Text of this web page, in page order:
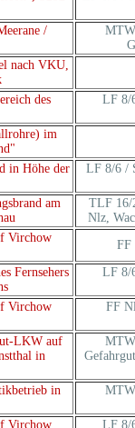
/
nach VKU,
des
LF 8/
im
in Höhe der
LF 8/6 /
am
TLF 16/
Nlz,
Virchow
FF
Fernsehers
LF 8/
Virchow
FF
LKW auf
in
in
Virchow
LF 8/